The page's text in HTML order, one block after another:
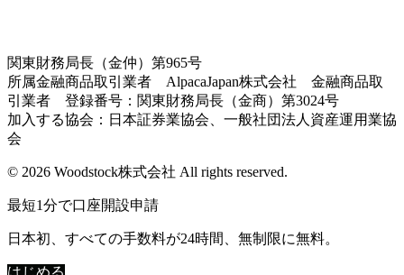
関東財務局長（金仲）第965号
所属金融商品取引業者 AlpacaJapan株式会社 金融商品取
引業者 登録番号：関東財務局長（金商）第3024号
加入する協会：日本証券業協会、一般社団法人資産運用業協
会
© 2026 Woodstock株式会社 All rights reserved.
最短1分で口座開設申請
日本初、すべての手数料が24時間、無制限に無料。
はじめる